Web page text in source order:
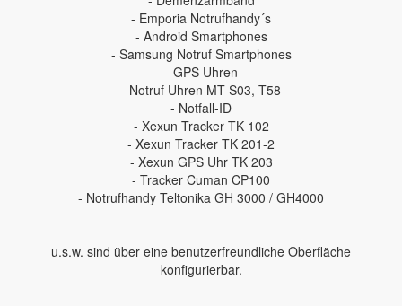
- Emporia Notrufhandy´s
- Android Smartphones
- Samsung Notruf Smartphones
- GPS Uhren
- Notruf Uhren MT-S03, T58
- Notfall-ID
- Xexun Tracker TK 102
- Xexun Tracker TK 201-2
- Xexun GPS Uhr TK 203
- Tracker Cuman CP100
- Notrufhandy Teltonika GH 3000 / GH4000
u.s.w. sind über eine benutzerfreundliche Oberfläche
konfigurierbar.